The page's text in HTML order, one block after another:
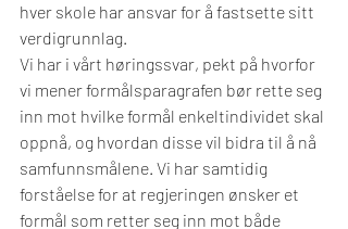
hver skole har ansvar for å fastsette sitt
verdigrunnlag.
Vi har i vårt høringssvar, pekt på hvorfor
vi mener formålsparagrafen bør rette seg
inn mot hvilke formål enkeltindividet skal
oppnå, og hvordan disse vil bidra til å nå
samfunnsmålene. Vi har samtidig
forståelse for at regjeringen ønsker et
formål som retter seg inn mot både